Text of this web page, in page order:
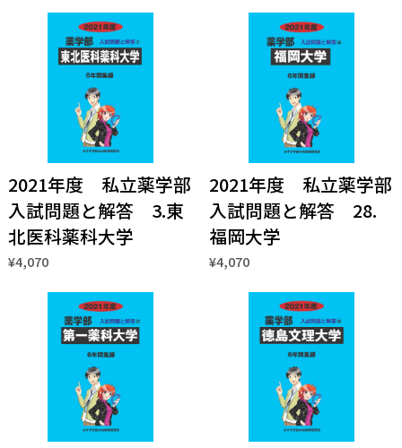
2021年度 私立薬学部
入試問題と解答 3.東
北医科薬科大学
¥4,070
2021年度 私立薬学部
入試問題と解答 28.
福岡大学
¥4,070